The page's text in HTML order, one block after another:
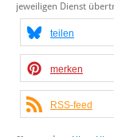
jeweiligen Dienst
teilen
merken
RSS-feed